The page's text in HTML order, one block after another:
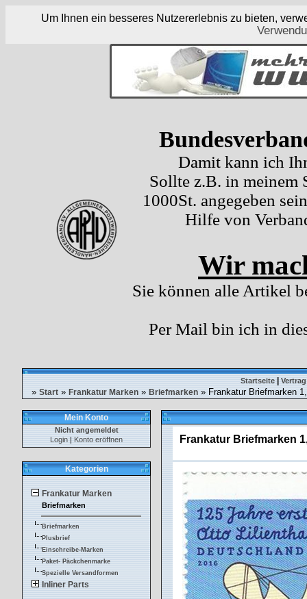
Um Ihnen ein besseres Nutzererlebnis zu bieten,
Damit kann ich
Sollte z.B. in meinem
1000St. angegeben
Hilfe von
Wir
Sie können alle Artikel
Per Mail bin ich in
Startseite
» Start » Frankatur Marken » Briefmarken » Frankatur Briefmarken
Mein Konto
Nicht angemeldet
Login | Konto eröffnen
Kategorien
Frankatur Marken
Briefmarken
Briefmarken
Plusbrief
Einschreibe-Marken
Paket- Päckchenmarke
Spezielle Versandformen
Inliner Parts
Frankatur Briefmarken